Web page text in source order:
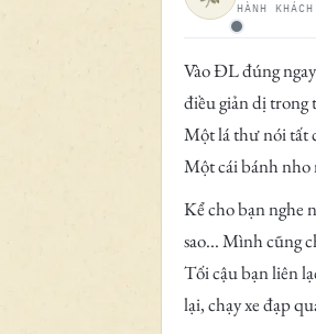
Ngoại tuyến
HÀNH KHÁCH
Vào ĐL đúng
điều giản dị trong
Một lá thư nói tất
Một cái bánh nho
Kể cho bạn nghe
sao... Mình cũng
Tối cậu bạn liên
lại, chạy xe đạp